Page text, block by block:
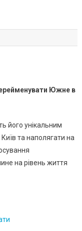
Южне в
його унікальним
та наполягати на
на рівень життя